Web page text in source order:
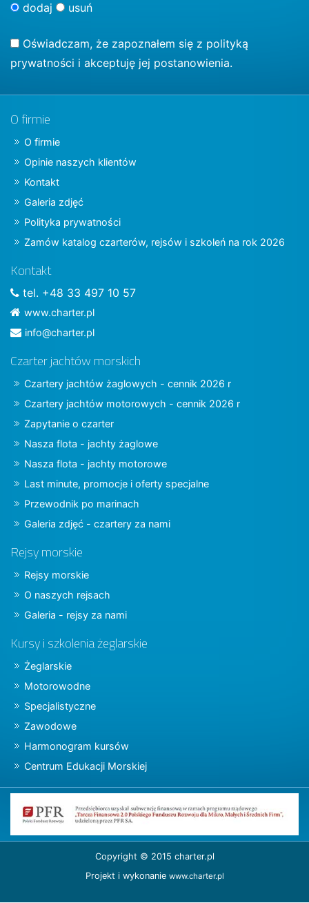
dodaj usuń
Oświadczam, że zapoznałem się z polityką
prywatności i akceptuję jej postanowienia.
O firmie
O firmie
Opinie naszych klientów
Kontakt
Galeria zdjęć
Polityka prywatności
Zamów katalog czarterów, rejsów i szkoleń na rok 2026
Kontakt
tel. +48 33 497 10 57
www.charter.pl
info@charter.pl
Czarter jachtów morskich
Czartery jachtów żaglowych - cennik 2026 r
Czartery jachtów motorowych - cennik 2026 r
Zapytanie o czarter
Nasza flota - jachty żaglowe
Nasza flota - jachty motorowe
Last minute, promocje i oferty specjalne
Przewodnik po marinach
Galeria zdjęć - czartery za nami
Rejsy morskie
Rejsy morskie
O naszych rejsach
Galeria - rejsy za nami
Kursy i szkolenia żeglarskie
Żeglarskie
Motorowodne
Specjalistyczne
Zawodowe
Harmonogram kursów
Centrum Edukacji Morskiej
Copyright © 2015 charter.pl
Projekt i wykonanie www.charter.pl